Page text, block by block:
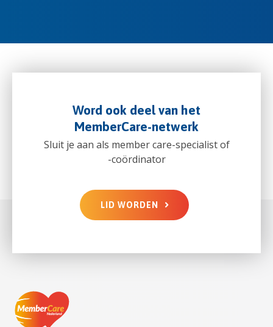
Word ook deel van het
MemberCare-netwerk
Sluit je aan als member care-specialist of
-coördinator
LID WORDEN